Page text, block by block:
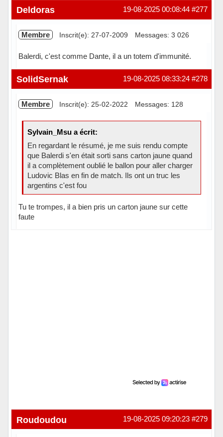
En ligne #277
19-08-2025 00:08:44
Deldoras
Membre Inscrit(e): 27-07-2009 Messages: 3 026
Balerdi, c'est comme Dante, il a un totem d'immunité.
Hors ligne #278
19-08-2025 08:33:24
SolidSernak
Membre Inscrit(e): 25-02-2022 Messages: 128
Sylvain_Msu a écrit:
En regardant le résumé, je me suis rendu compte
que Balerdi s'en était sorti sans carton jaune quand
il a complètement oublié le ballon pour aller charger
Ludovic Blas en fin de match. Ils ont un truc les
argentins c'est fou
Tu te trompes, il a bien pris un carton jaune sur cette
faute
#279
19-08-2025 09:20:23
Roudoudou